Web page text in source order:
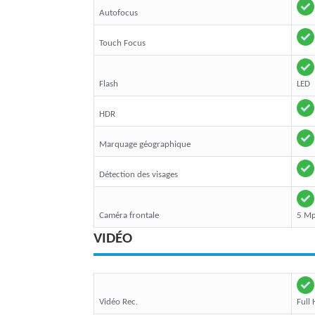
Autofocus
Touch Focus
Flash LED
HDR
Marquage géographique
Détection des visages
Caméra frontale 5
VIDÉO
Vidéo Rec. Full